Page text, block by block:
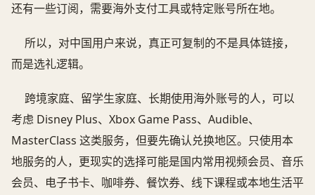
还有一些订阅，需要海外支付工具或特定账号所在地。
所以，对中国用户来说，真正可复制的不是具体链接，
而是选礼逻辑。
跨境家庭、留学生家庭、长期使用海外账号的人，可以
考虑 Disney Plus、Xbox Game Pass、Audible、
MasterClass 这类服务，但要先确认兑换地区。只使用本
地服务的人，更现实的选择可能是国内常用视频会员、音乐
会员、电子书卡、咖啡券、餐饮券、线下课程或本地生活平